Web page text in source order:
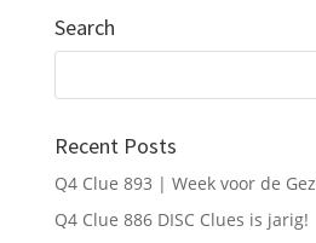
Search
Recent Posts
Q4 Clue 893 | Week voor de
Q4 Clue 886 DISC Clues is jarig!